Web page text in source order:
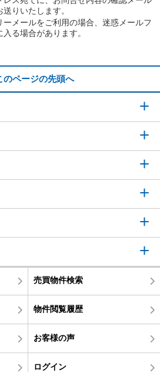
送りいたします。
メールをご利用の場合、迷惑メールフ
入る場合があります。
のページの先頭へ
売買物件検索
物件閲覧履歴
お客様の声
ログイン